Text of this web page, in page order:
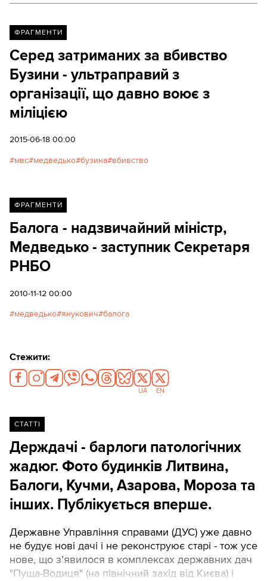
ФРАГМЕНТИ
Серед затриманих за вбивство
Бузини - ультраправий з
організації, що давно воює з
міліцією
2015-06-18 00:00
мвс медведько бузина вбивство
ФРАГМЕНТИ
Балога - надзвичайний міністр,
Медведько - заступник Секретаря
РНБО
2010-11-12 00:00
медведько янукович балога
Стежити:
UA EN
СТАТТІ
Держдачі - барлоги патoлогічних
жадюг. Фото будинків Литвина,
Балоги, Кучми, Азарова, Мороза та
інших. Публікується вперше.
Державне Управління справами (ДУС) уже давно
не будує нові дачі і не реконструює старі - тож усе
нове, що з’явилося в комплексах державних дач
"Пуща-Водиця" (на північний захід від Києва) і